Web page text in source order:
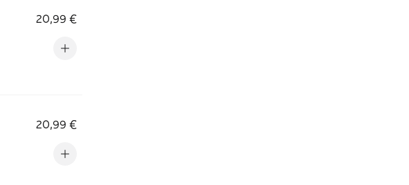
20,99 €
20,99 €